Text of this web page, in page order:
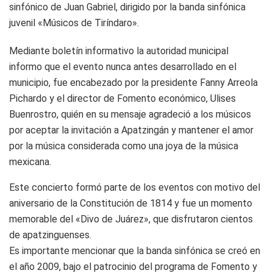
sinfónico de Juan Gabriel, dirigido por la banda sinfónica
juvenil «Músicos de Tiríndaro».
Mediante boletín informativo la autoridad municipal
informo que el evento nunca antes desarrollado en el
municipio, fue encabezado por la presidente Fanny Arreola
Pichardo y el director de Fomento económico, Ulises
Buenrostro, quién en su mensaje agradeció a los músicos
por aceptar la invitación a Apatzingán y mantener el amor
por la música considerada como una joya de la música
mexicana.
Este concierto formó parte de los eventos con motivo del
aniversario de la Constitución de 1814 y fue un momento
memorable del «Divo de Juárez», que disfrutaron cientos
de apatzinguenses.
Es importante mencionar que la banda sinfónica se creó en
el año 2009, bajo el patrocinio del programa de Fomento y